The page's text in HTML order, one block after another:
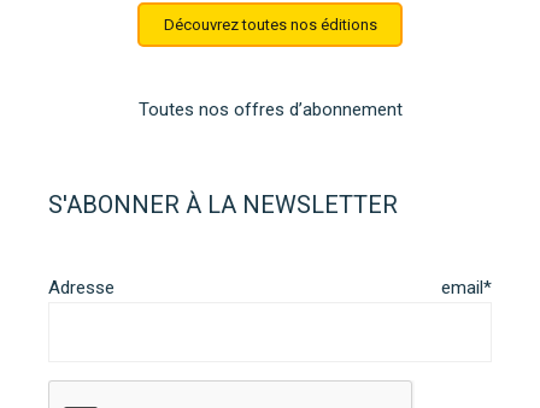
Découvrez toutes nos éditions
Toutes nos offres d’abonnement
S'ABONNER À LA NEWSLETTER
Adresse email*